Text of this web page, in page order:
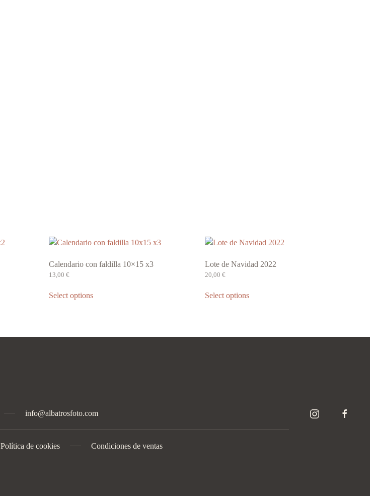
Calendario con faldilla 10×15 x3
13,00 €
Select options
Lote de Navidad 2022
20,00 €
Select options
info@albatrosfoto.com
Política de cookies Condiciones de ventas